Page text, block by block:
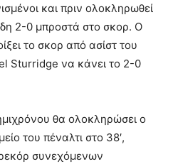
και πριν ολοκληρωθεί
2-0 μπροστά στο σκορ. Ο
το σκορ από ασίστ του
Sturridge να κάνει το 2-0
θα ολοκληρώσει ο
του πέναλτι στο 38′,
συνεχόμενων